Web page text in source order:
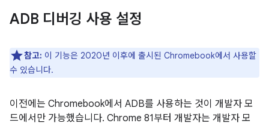
ADB 디버깅 사용 설정
참고: 이 기능은 2020년 이후에 출시된 Chromebook에서 사용할
수 있습니다.
이전에는 Chromebook에서 ADB를 사용하는 것이 개발자 모
드에서만 가능했습니다. Chrome 81부터 개발자는 개발자 모